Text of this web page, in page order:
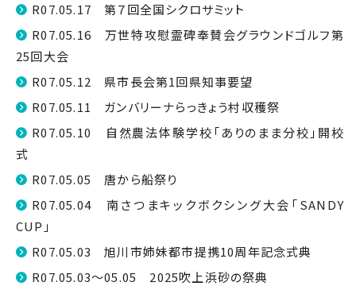
R07.05.17 第７回全国シクロサミット
R07.05.16 万世特攻慰霊碑奉賛会グラウンドゴルフ第
25回大会
R07.05.12 県市長会第1回県知事要望
R07.05.11 ガンバリーナらっきょう村収穫祭
R07.05.10 自然農法体験学校「ありのまま分校」開校
式
R07.05.05 唐から船祭り
R07.05.04 南さつまキックボクシング大会「SANDY
CUP」
R07.05.03 旭川市姉妹都市提携10周年記念式典
R07.05.03～05.05 2025吹上浜砂の祭典